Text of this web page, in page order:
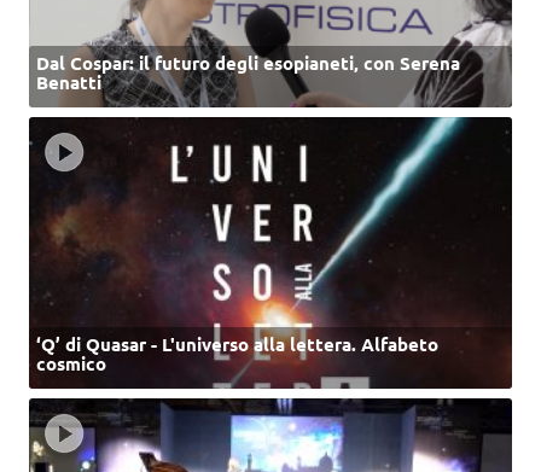
Dal Cospar: il futuro degli esopianeti, con Serena
Benatti
‘Q’ di Quasar - L'universo alla lettera. Alfabeto
cosmico